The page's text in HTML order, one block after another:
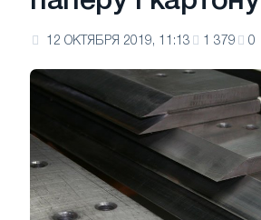
12 ОКТЯБРЯ 2019, 11:13 1 379 0